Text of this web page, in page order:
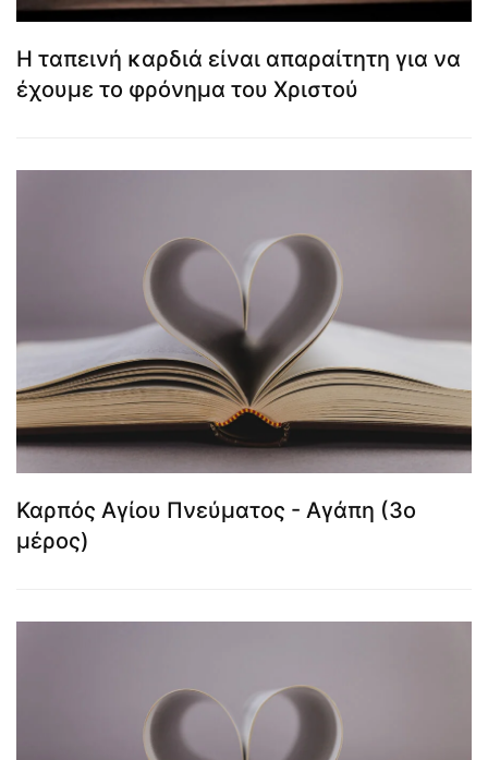
Η ταπεινή καρδιά είναι απαραίτητη για να
έχουμε το φρόνημα του Χριστού
Καρπός Αγίου Πνεύματος - Αγάπη (3ο
μέρος)